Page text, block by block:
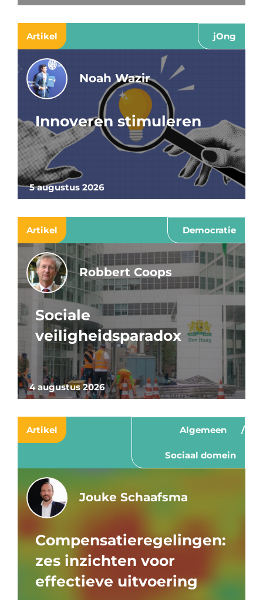
Artikel jOng
5 augustus 2026
Noah Wazir
Innoveren stimuleren
Artikel Democratie
4 augustus 2026
Robbert Coops
Sociale
veiligheidsparadox
Artikel Algemeen
Sociaal domein
Jouke Schaafsma
Compensatieregelingen:
zes inzichten voor
effectieve uitvoering